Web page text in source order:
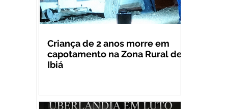
Criança de 2 anos morre em
capotamento na Zona Rural de
Ibiá